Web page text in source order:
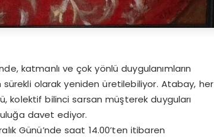
katmanlı ve çok yönlü duygulanımların
olarak yeniden üretilebiliyor. Atabay, her
kolektif bilinci sarsan müşterek duyguları
davet ediyor.
Günü’nde saat 14.00’ten itibaren